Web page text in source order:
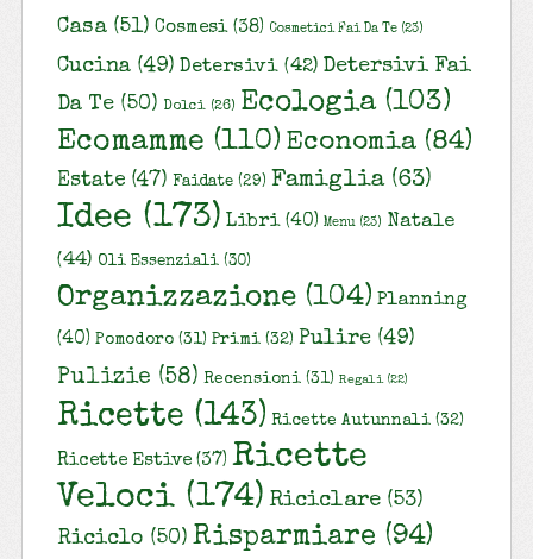
Casa(51) Cosmesi(38) Cosmetici Fai Da Te(23)
Cucina(49) Detersivi(42) Detersivi Fai
Da Te(50) Dolci(26) Ecologia(103)
Ecomamme (110) Economia(84)
Estate(47) Faidate(29) Famiglia(63)
Idee (173) Libri(40) Menu(23) Natale
(44) Oli Essenziali(30)
Organizzazione(104) Planning
(40) Pomodoro(31) Primi(32) Pulire(49)
Pulizie (58) Recensioni(31) Regali(22)
Ricette (143) Ricette Autunnali(32)
Ricette Estive(37) Ricette
Veloci(174) Riciclare(53)
Riciclo (50) Risparmiare (94)